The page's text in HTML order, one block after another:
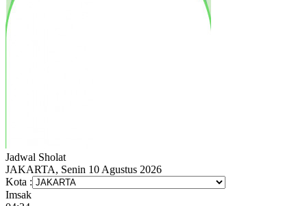
Jadwal Sholat
JAKARTA, Senin 10 Agustus 2026
Kota :
Imsak